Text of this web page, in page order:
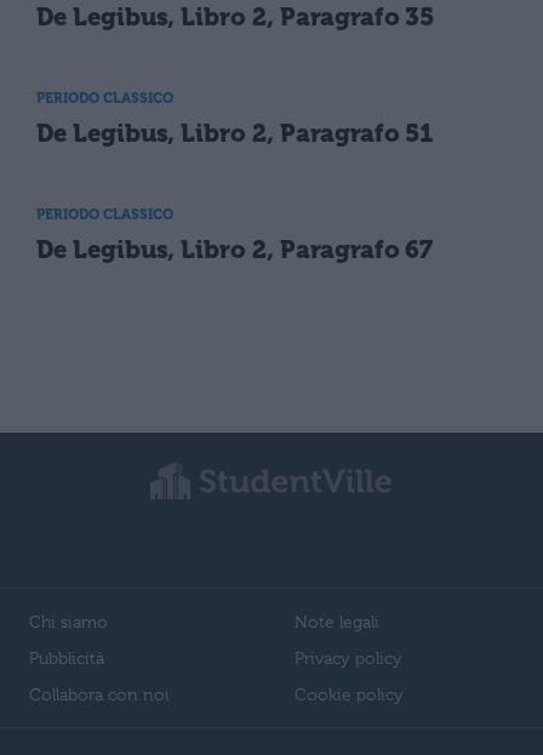
De Legibus, Libro 2, Paragrafo 35
PERIODO CLASSICO
De Legibus, Libro 2, Paragrafo 51
PERIODO CLASSICO
De Legibus, Libro 2, Paragrafo 67
Chi siamo
Pubblicità
Collabora con noi
Note legali
Privacy policy
Cookie policy